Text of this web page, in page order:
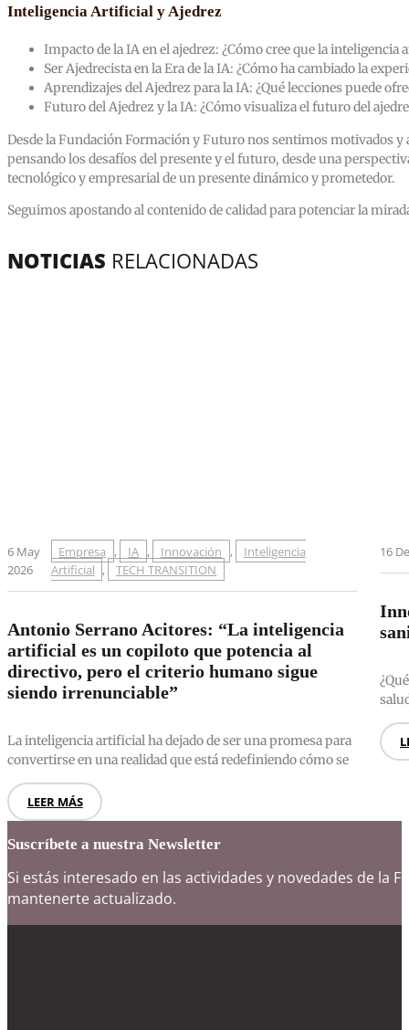
Inteligencia Artificial y Ajedrez
Impacto de la IA en el ajedrez: ¿Cómo cree que la
Ser Ajedrecista en la Era de la IA: ¿Cómo ha cambiado la
Aprendizajes del Ajedrez para la IA: ¿Qué lecciones puede
Futuro del Ajedrez y la IA: ¿Cómo visualiza el futuro del
Desde la Fundación Formación y Futuro nos sentimos motivados
pensando los desafíos del presente y el futuro, desde una
tecnológico y empresarial de un presente dinámico y prometedor.
Seguimos apostando al contenido de calidad para potenciar la
NOTICIAS RELACIONADAS
6 May
2026
Empresa , IA , Innovación ,
Inteligencia
Artificial , TECH TRANSITION
Antonio Serrano Acitores: “La inteligencia
artificial es un copiloto que potencia al
directivo, pero el criterio humano sigue
siendo irrenunciable”
La inteligencia artificial ha dejado de ser una promesa para
convertirse en una realidad que está redefiniendo cómo se
LEER MÁS
16
Suscríbete a nuestra Newsletter
Si estás interesado en las actividades y novedades de la
mantenerte actualizado.